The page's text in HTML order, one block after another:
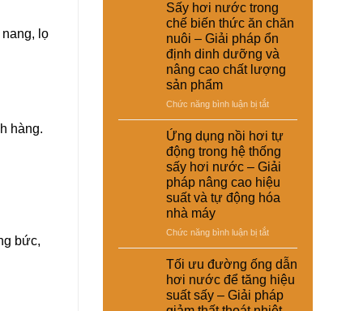
lọ
hàng.
bức,
tái
chế
phục
vụ
sản
Giải
pháp
nâng
cao
chất
hiệu
suất
tái
chế
chi
phí
đầu
tư
giữa
nước
và
sấy
điện
–
giải
pháp
kinh
tế
cho
nhà
Sấy hơi nước trong
chế biến thức ăn chăn
nuôi – Giải pháp ổn
định dinh dưỡng và
nâng cao chất lượng
sản phẩm
Chức năng bình luận bị tắtở
hơi
nước
trong
chế
biến
thức
Giải
pháp
ổn
Ứng dụng nồi hơi tự
động trong hệ thống
sấy hơi nước – Giải
pháp nâng cao hiệu
suất và tự động hóa
nhà máy
Chức năng bình luận bị tắtở
dụng
nồi
hơi
tự
Tối ưu đường ống dẫn
hơi nước để tăng hiệu
suất sấy – Giải pháp